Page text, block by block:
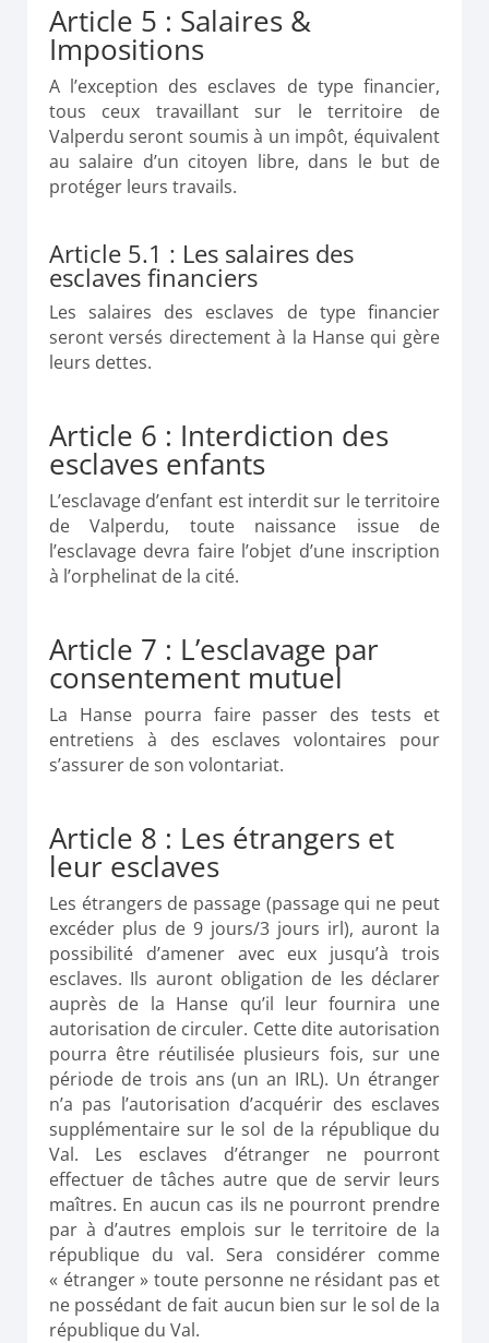
Article 5 : Salaires &
Impositions
A l’exception des esclaves de type financier,
tous ceux travaillant sur le territoire de
Valperdu seront soumis à un impôt, équivalent
au salaire d’un citoyen libre, dans le but de
protéger leurs travails.
Article 5.1 : Les salaires des
esclaves financiers
Les salaires des esclaves de type financier
seront versés directement à la Hanse qui gère
leurs dettes.
Article 6 : Interdiction des
esclaves enfants
L’esclavage d’enfant est interdit sur le territoire
de Valperdu, toute naissance issue de
l’esclavage devra faire l’objet d’une inscription
à l’orphelinat de la cité.
Article 7 : L’esclavage par
consentement mutuel
La Hanse pourra faire passer des tests et
entretiens à des esclaves volontaires pour
s’assurer de son volontariat.
Article 8 : Les étrangers et
leur esclaves
Les étrangers de passage (passage qui ne peut
excéder plus de 9 jours/3 jours irl), auront la
possibilité d’amener avec eux jusqu’à trois
esclaves. Ils auront obligation de les déclarer
auprès de la Hanse qu’il leur fournira une
autorisation de circuler. Cette dite autorisation
pourra être réutilisée plusieurs fois, sur une
période de trois ans (un an IRL). Un étranger
n’a pas l’autorisation d’acquérir des esclaves
supplémentaire sur le sol de la république du
Val. Les esclaves d’étranger ne pourront
effectuer de tâches autre que de servir leurs
maîtres. En aucun cas ils ne pourront prendre
par à d’autres emplois sur le territoire de la
république du val. Sera considérer comme
« étranger » toute personne ne résidant pas et
ne possédant de fait aucun bien sur le sol de la
république du Val.